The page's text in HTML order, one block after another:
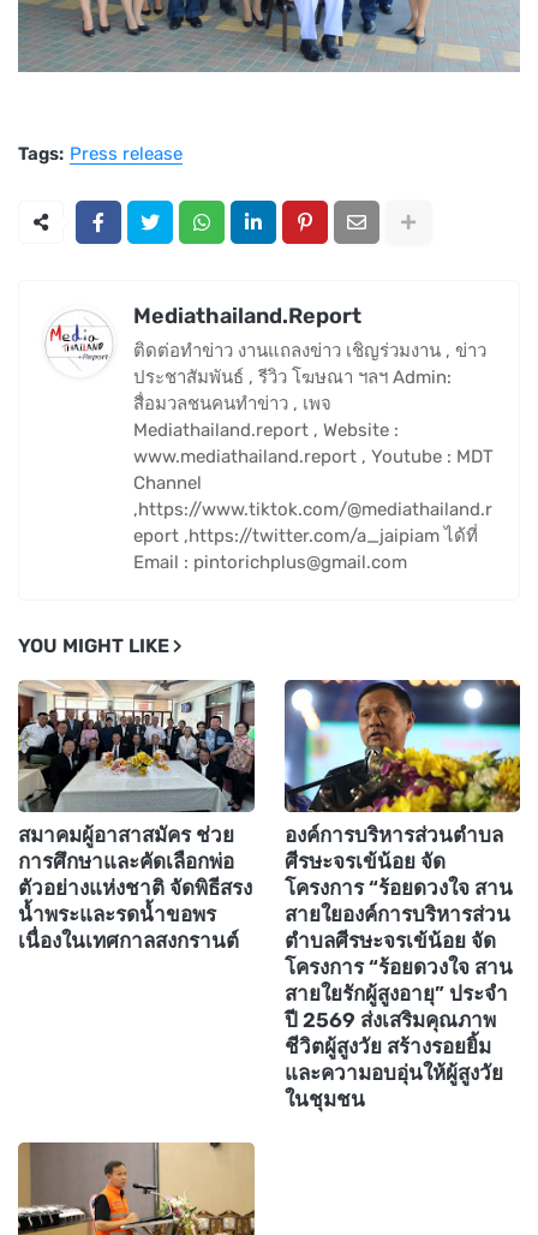
Tags: Press release
Mediathailand.Report
ติดต่อทำข่าว งานแถลงข่าว เชิญร่วมงาน , ข่าว
ประชาสัมพันธ์ , รีวิว โฆษณา ฯลฯ Admin:
สื่อมวลชนคนทำข่าว , เพจ
Mediathailand.report , Website :
www.mediathailand.report , Youtube : MDT
Channel
,https://www.tiktok.com/@mediathailand.r
eport ,https://twitter.com/a_jaipiam ได้ที่
Email : pintorichplus@gmail.com
YOU MIGHT LIKE
สมาคมผู้อาสาสมัคร ช่วย
การศึกษาและคัดเลือกพ่อ
ตัวอย่างแห่งชาติ จัดพิธีสรง
น้ำพระและรดน้ำขอพร
เนื่องในเทศกาลสงกรานต์
องค์การบริหารส่วนตำบล
ศีรษะจรเข้น้อย จัด
โครงการ “ร้อยดวงใจ สาน
สายใยองค์การบริหารส่วน
ตำบลศีรษะจรเข้น้อย จัด
โครงการ “ร้อยดวงใจ สาน
สายใยรักผู้สูงอายุ” ประจำ
ปี 2569 ส่งเสริมคุณภาพ
ชีวิตผู้สูงวัย สร้างรอยยิ้ม
และความอบอุ่นให้ผู้สูงวัย
ในชุมชน